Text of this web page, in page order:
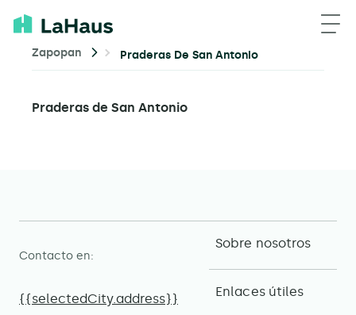
Zapopan Praderas De San Antonio
Praderas de San Antonio
Contacto en:
{{selectedCity.address}}
Sobre nosotros
Enlaces útiles